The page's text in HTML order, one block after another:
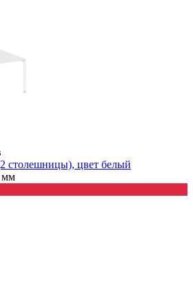
столешницы), цвет белый
мм